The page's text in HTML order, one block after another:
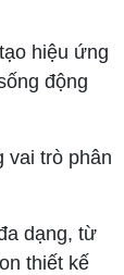
hiệu ứng
động
vai trò phân
dạng, từ
thiết kế